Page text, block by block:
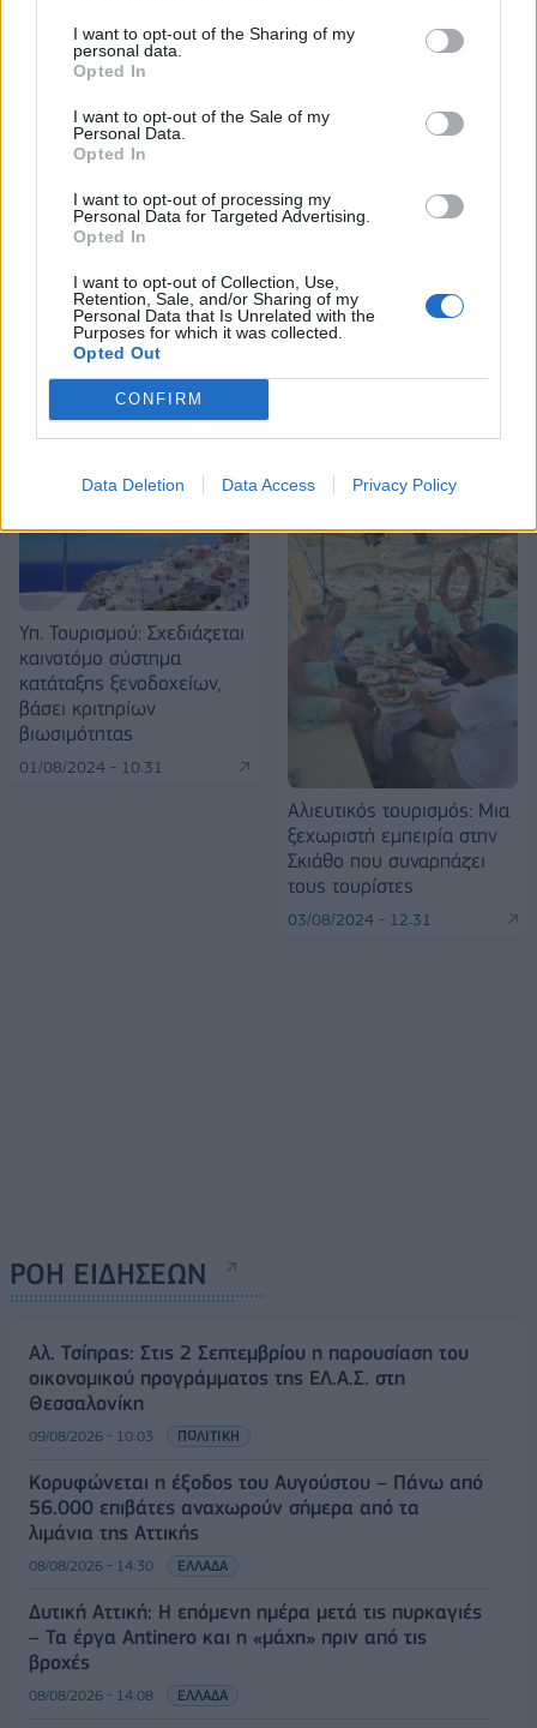
I want to opt-out of the Sharing of my
personal data.
Opted In
I want to opt-out of the Sale of my
Personal Data.
Opted In
I want to opt-out of processing my
Personal Data for Targeted Advertising.
Opted In
I want to opt-out of Collection, Use,
Retention, Sale, and/or Sharing of my
Personal Data that Is Unrelated with the
Purposes for which it was collected.
Opted Out
CONFIRM
Data Deletion Data Access Privacy Policy
2028
18η συνεχόμενη χρονιά για τον ΟΤΕ στη διεθνή σειρά δεικτών
FTSE4Good
Alpha Bank: Για πρώτη φορά το Αρχαίο Θέατρο Επιδαύρου άνοιξε τις
πύλες του σε όλους
ΠΕΡΙΣΣΌΤΕΡΑ ΣΕ ΑΥΤΉ ΤΗΝ ΚΑΤΗΓΟΡΊΑ
Υπ. Τουρισμού: Σχεδιάζεται
καινοτόμο σύστημα
κατάταξης ξενοδοχείων,
βάσει κριτηρίων
βιωσιμότητας
01/08/2024 - 10:31
Αλιευτικός τουρισμός: Μια
ξεχωριστή εμπειρία στην
Σκιάθο που συναρπάζει
τους τουρίστες
03/08/2024 - 12:31
ΡΟΗ ΕΙΔΗΣΕΩΝ
Αλ. Τσίπρας: Στις 2 Σεπτεμβρίου η παρουσίαση του
οικονομικού προγράμματος της ΕΛ.Α.Σ. στη
Θεσσαλονίκη
09/08/2026 - 10:03 ΠΟΛΙΤΙΚΗ
Κορυφώνεται η έξοδος του Αυγούστου – Πάνω από
56.000 επιβάτες αναχωρούν σήμερα από τα
λιμάνια της Αττικής
08/08/2026 - 14:30 ΕΛΛΑΔΑ
Δυτική Αττική: Η επόμενη ημέρα μετά τις πυρκαγιές
– Τα έργα Antinero και η «μάχη» πριν από τις
βροχές
08/08/2026 - 14:08 ΕΛΛΑΔΑ